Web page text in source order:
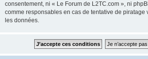
consentement, ni « Le Forum de L2TC.com », ni
comme responsables en cas de tentative de piratage
les données.